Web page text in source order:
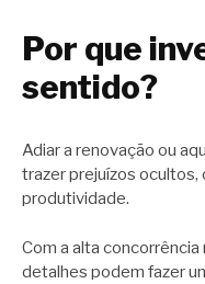
Por que
sentido?
Adiar a renovação ou
trazer prejuízos
produtividade.
Com a alta
detalhes podem fazer